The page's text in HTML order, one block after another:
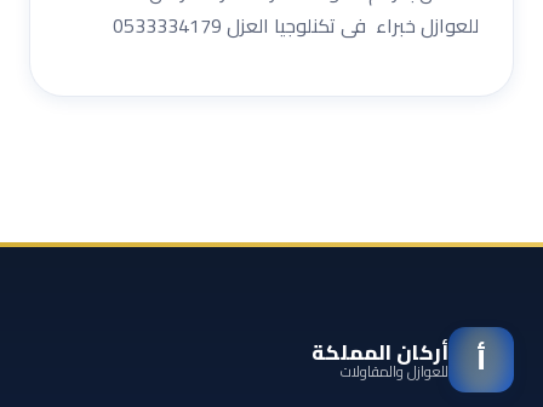
للعوازل خبراء فى تكنلوجيا العزل 0533334179
أ أركان المملكة
للعوازل والمقاولات